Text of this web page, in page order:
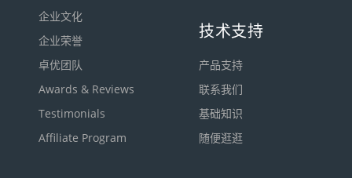
企业文化
企业荣誉
卓优团队
Awards & Reviews
Testimonials
Affiliate Program
技术支持
产品支持
联系我们
基础知识
随便逛逛